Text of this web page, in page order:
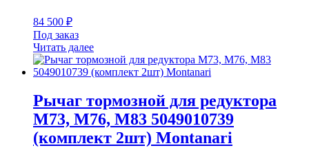
84 500 ₽
Под заказ
Читать далее
Рычаг тормозной для редуктора
М73, М76, М83 5049010739
(комплект 2шт) Montanari